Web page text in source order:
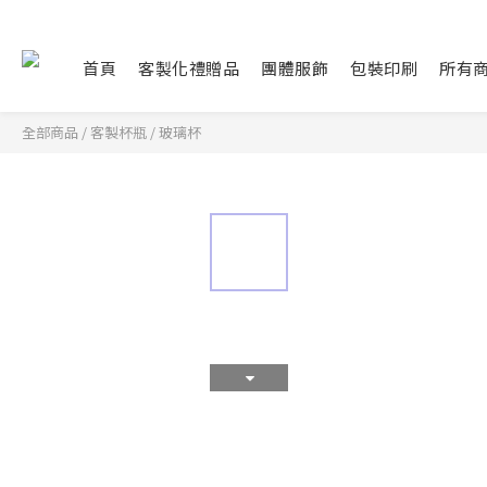
首頁 客製化禮贈品 團體服飾 包裝印刷 所有
全部商品 / 客製杯瓶 /玻璃杯